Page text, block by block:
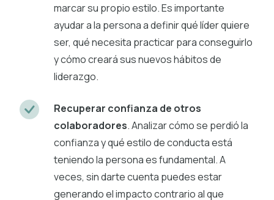
marcar su propio estilo. Es importante
ayudar a la persona a definir qué líder quiere
ser, qué necesita practicar para conseguirlo
y cómo creará sus nuevos hábitos de
liderazgo.
Recuperar confianza de otros
colaboradores. Analizar cómo se perdió la
confianza y qué estilo de conducta está
teniendo la persona es fundamental. A
veces, sin darte cuenta puedes estar
generando el impacto contrario al que